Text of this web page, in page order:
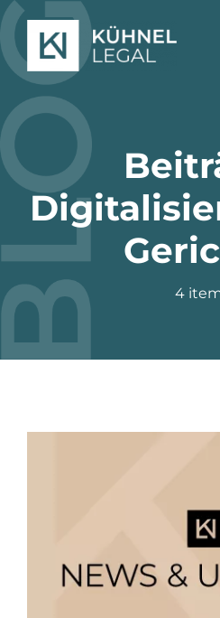
Zum
Inhalt
springen
Kanzlei
Leistungen
Mietpreisrechner
Rechtsgebiete
Aktuelles
4